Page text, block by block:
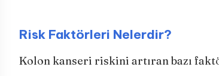
Risk Faktörleri Nelerdir?
Kolon kanseri riskini artıran bazı